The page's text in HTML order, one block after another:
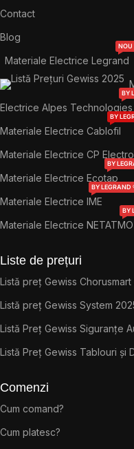
Contact
Blog
Materiale Electrice Legrand
NOU
Electrice Alpes Technologies
BY
Materiale Electrice Cablofil
BY
Materiale Electrice CP
Materiale Electrice Ecotap
BY
Materiale Electrice IME
BY LEGRAND
Materiale Electrice NETATMO
BY
Liste de prețuri
Listă preț Gewiss Chorusmart
Listă preț Gewiss System
Listă Preț Gewiss Siguranțe
Listă Preț Gewiss Tablouri și
Comenzi
Cum comand?
Cum platesc?